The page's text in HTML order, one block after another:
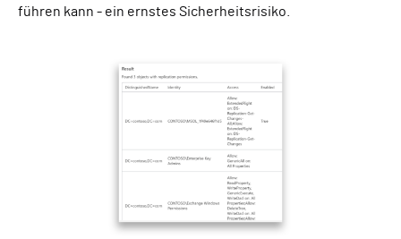
führen kann - ein ernstes Sicherheitsrisiko.